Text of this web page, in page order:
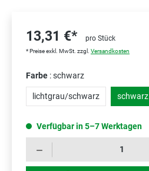
13,31 €* pro Stück
* Preise exkl. MwSt. zzgl. Versandkosten
Farbe : schwarz
lichtgrau/schwarz schwarz
Verfügbar in 5–7 Werktagen